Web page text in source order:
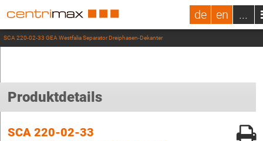
de en ...
SCA 220-02-33 GEA Westfalia Separator Dreiphasen-Dekanter
Produktdetails
SCA 220-02-33